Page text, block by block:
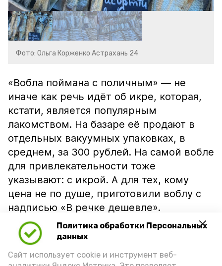
Политика обработки Персональных
данных
Сайт использует cookie и инструмент веб-
Фото: Ольга Корженко Астрахань 24
«Вобла поймана с поличным» — не
иначе как речь идёт об икре, которая,
кстати, является популярным
лакомством. На базаре её продают в
отдельных вакуумных упаковках, в
среднем, за 300 рублей. На самой вобле
для привлекательности тоже
указывают: с икрой. А для тех, кому
цена не по душе, приготовили воблу с
надписью «В речке дешевле».